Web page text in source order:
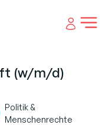
Open
(w/m/d)
Politik &
Menschenrechte